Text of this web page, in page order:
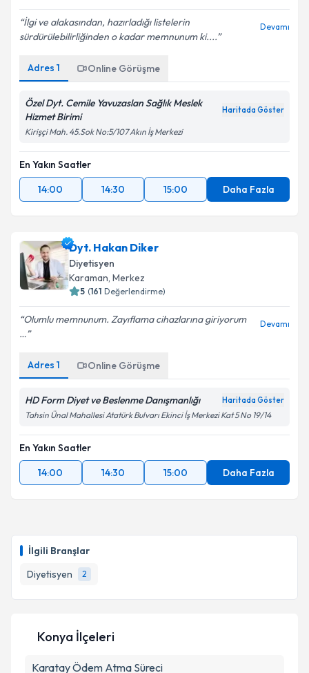
İlgili Branşlar
Diyetisyen
2
İlgi ve alakasından, hazırladığı listelerin
sürdürülebilirliğinden o kadar memnunum ki....
Devamı
Adres 1 Online Görüşme
Özel Dyt. Cemile Yavuzaslan Sağlık Meslek
Hizmet Birimi
Haritada Göster
Kirişçi Mah. 45.Sok No:5/107 Akın İş Merkezi
En Yakın Saatler
14:00
14:30 15:00 Daha Fazla
Dyt. Hakan Diker
Diyetisyen
Karaman, Merkez
5 (161 Değerlendirme)
Olumlu memnunum. Zayıflama cihazlarına giriyorum
…
Devamı
Adres 1 Online Görüşme
HD Form Diyet ve Beslenme Danışmanlığı Haritada Göster
Tahsin Ünal Mahallesi Atatürk Bulvarı Ekinci İş Merkezi Kat 5 No 19/14
En Yakın Saatler
14:00
14:30 15:00 Daha Fazla
Konya İlçeleri
KaratayÖdem Atma Süreci